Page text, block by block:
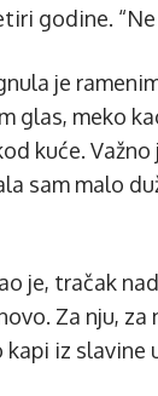
godine.
je
glas, meko
kuće. Važno
sam malo
je, tračak
Za nju, za
kapi iz slavine